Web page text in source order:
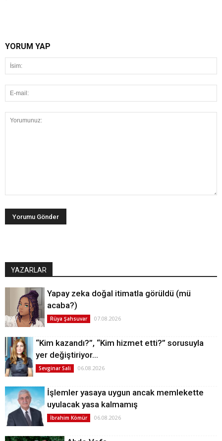
YORUM YAP
YAZARLAR
Yapay zeka doğal itimatla görüldü (mü
acaba?)
Rüya Şahsuvar 07.08.2026
“Kim kazandı?”, “Kim hizmet etti?” sorusuyla
yer değiştiriyor…
Sevginar Sali 06.08.2026
İşlemler yasaya uygun ancak memlekette
uyulacak yasa kalmamış
İbrahim Kömür 06.08.2026